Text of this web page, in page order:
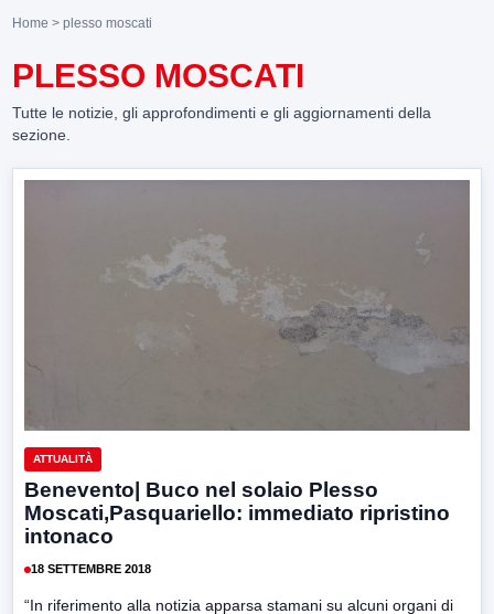
Home > plesso moscati
PLESSO MOSCATI
Tutte le notizie, gli approfondimenti e gli aggiornamenti della
sezione.
ATTUALITÀ
Benevento| Buco nel solaio Plesso
Moscati,Pasquariello: immediato ripristino
intonaco
18 SETTEMBRE 2018
“In riferimento alla notizia apparsa stamani su alcuni organi di